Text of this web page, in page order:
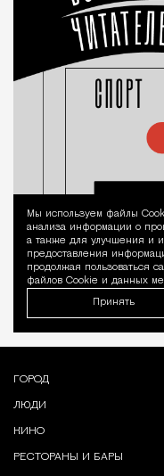
Мы используем файлы
анализа информации о
а также для улучшения и
предоставления
продолжая пользоваться
файлов Cookie и данных
Принять
ГОРОД
ЛЮДИ
КИНО
РЕСТОРАНЫ И БАРЫ